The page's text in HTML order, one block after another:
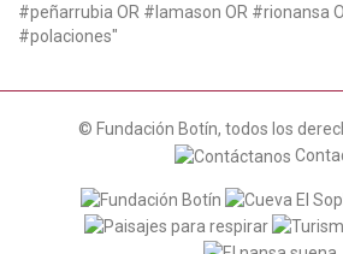
#peñarrubia OR #lamason OR #rionansa
#polaciones"
© Fundación Botín, todos los